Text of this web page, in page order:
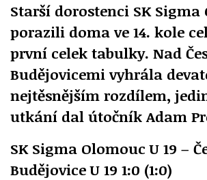
Starší dorostenci SK Sigma
porazili doma ve 14. kole
první celek tabulky. Nad
Budějovicemi vyhrála
nejtěsnějším rozdílem,
utkání dal útočník Adam
SK Sigma Olomouc U 19 –
Budějovice U 19 1:0 (1:0)